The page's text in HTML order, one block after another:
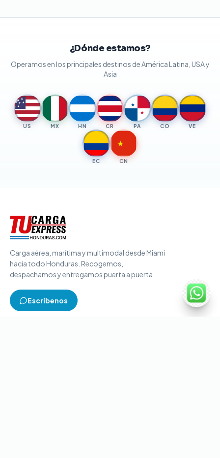
¿Dónde estamos?
Operamos en los principales destinos de América Latina, USA y
Asia
★ ★
★ ★
★
US MX HN CR
★
★
PA CO VE
EC
★
CN
Carga aérea, marítima y multimodal desde Miami
hacia todo Honduras. Recogemos,
despachamos y entregamos puerta a puerta.
Escríbenos